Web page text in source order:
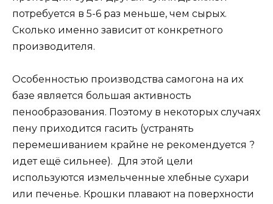
потребуется в 5-6 раз меньше, чем сырых.
Сколько именно зависит от конкретного
производителя.
Особенностью производства самогона на их
базе является большая активность
пенообразования. Поэтому в некоторых случаях
пену приходится гасить (устранять
перемешиванием крайне не рекомендуется ?
идет ещё сильнее). Для этой цели
используются измельченные хлебные сухари
или печенье. Крошки плавают на поверхности